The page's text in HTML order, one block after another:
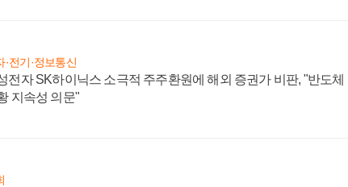
·전기·정보통신
전자 SK하이닉스 소극적 주주환원에 해외 증권가 비판, "반도체
지속성 의문"